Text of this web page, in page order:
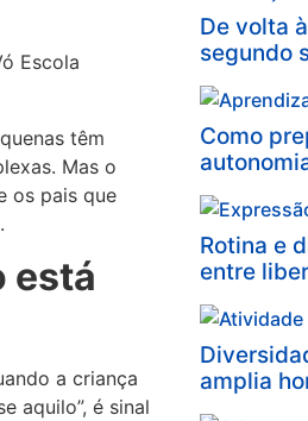
têm
Mas o
os pais que
está
a criança
aquilo”, é sinal
De volta
segundo
Como
Rotina e
entre
amplia